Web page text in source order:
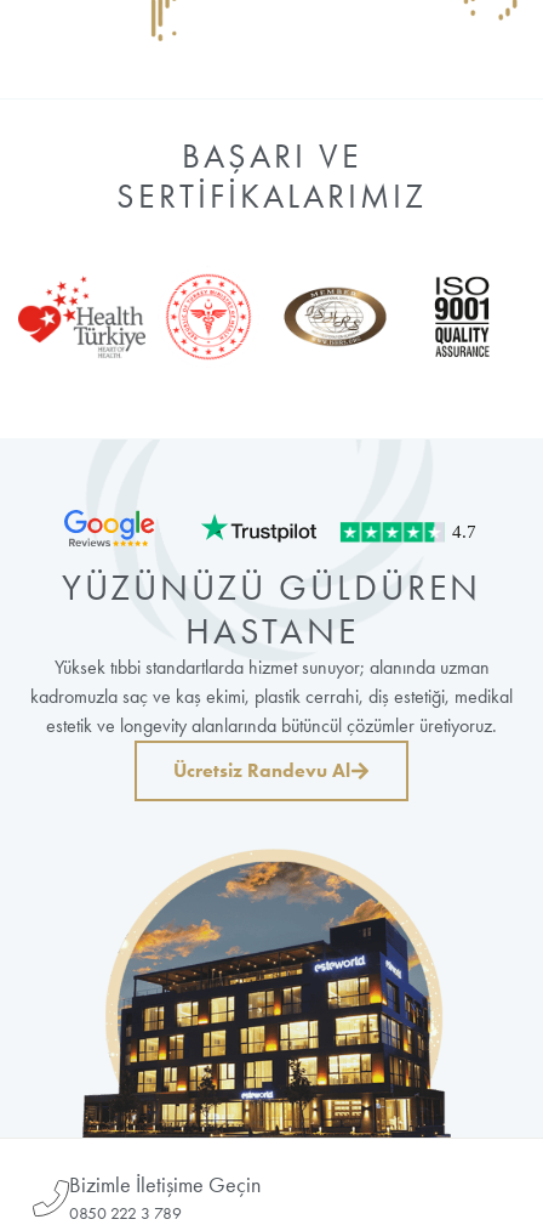
BAŞARI VE
SERTIFIKALARIMIZ
YÜZÜNÜZÜ GÜLDÜREN
HASTANE
Yüksek tıbbi standartlarda hizmet sunuyor; alanında uzman
kadromuzla saç ve kaş ekimi, plastik cerrahi, diş estetiği, medikal
estetik ve longevity alanlarında bütüncül çözümler üretiyoruz.
Ücretsiz Randevu Al
Bizimle İletişime Geçin
0850 222 3 789